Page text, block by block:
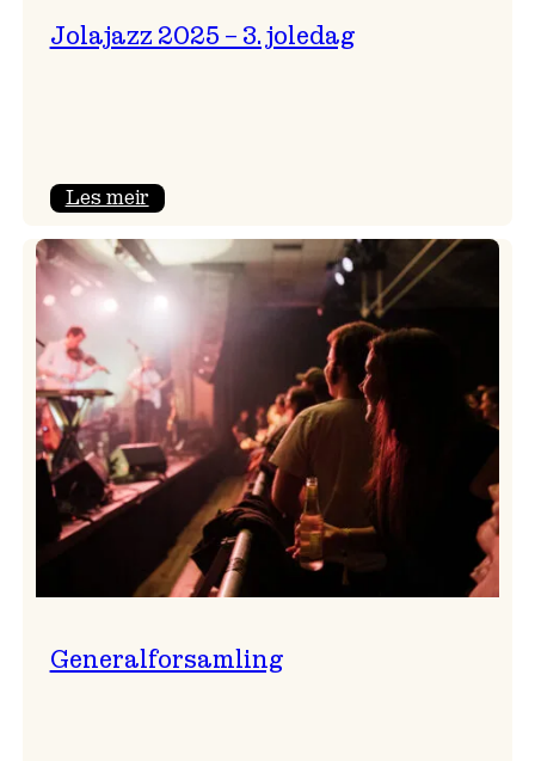
Jolajazz 2025 – 3. joledag
Les meir:
2025
–
joledag
Generalforsamling